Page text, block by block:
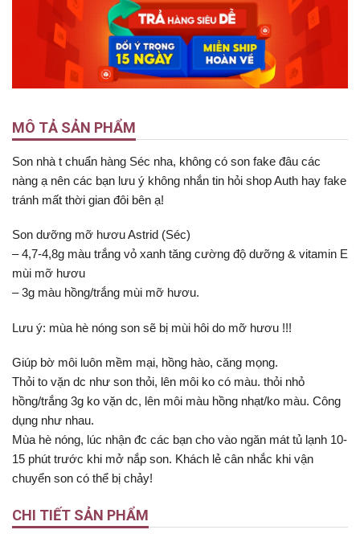
MÔ TẢ SẢN PHẨM
Son nhà t chuẩn hàng Séc nha, không có son fake đâu các
nàng ạ nên các bạn lưu ý không nhắn tin hỏi shop Auth hay fake
tránh mất thời gian đôi bên ạ!
Son dưỡng mỡ hươu Astrid (Séc)
– 4,7-4,8g màu trắng vỏ xanh tăng cường độ dưỡng & vitamin E
mùi mỡ hươu
– 3g màu hồng/trắng mùi mỡ hươu.
Lưu ý: mùa hè nóng son sẽ bị mùi hôi do mỡ hươu !!!
Giúp bờ môi luôn mềm mại, hồng hào, căng mọng.
Thỏi to vặn dc như son thỏi, lên môi ko có màu. thỏi nhỏ
hồng/trắng 3g ko vặn dc, lên môi màu hồng nhạt/ko màu. Công
dụng như nhau.
Mùa hè nóng, lúc nhận đc các bạn cho vào ngăn mát tủ lạnh 10-
15 phút trước khi mở nắp son. Khách lẻ cân nhắc khi vận
chuyển son có thể bị chảy!
CHI TIẾT SẢN PHẨM